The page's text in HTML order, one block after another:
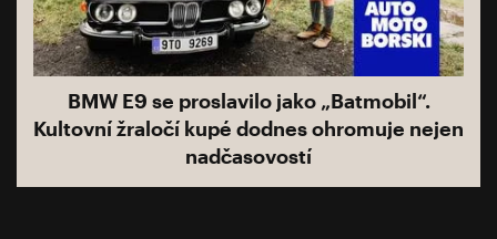
BMW E9 se proslavilo jako „Batmobil“.
Kultovní žraločí kupé dodnes ohromuje nejen
nadčasovostí